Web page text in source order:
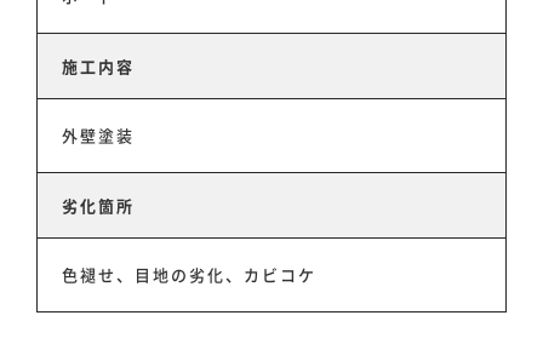
施工内容
外壁塗装
劣化箇所
色褪せ、目地の劣化、カビコケ
スタッフ紹介